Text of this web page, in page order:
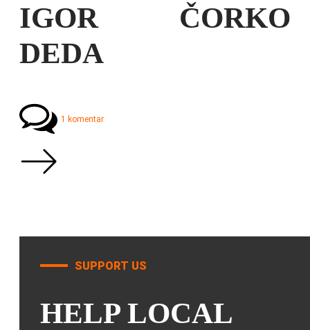
IGOR ČORKO
DEDA
1 komentar
SUPPORT US
HELP LOCAL